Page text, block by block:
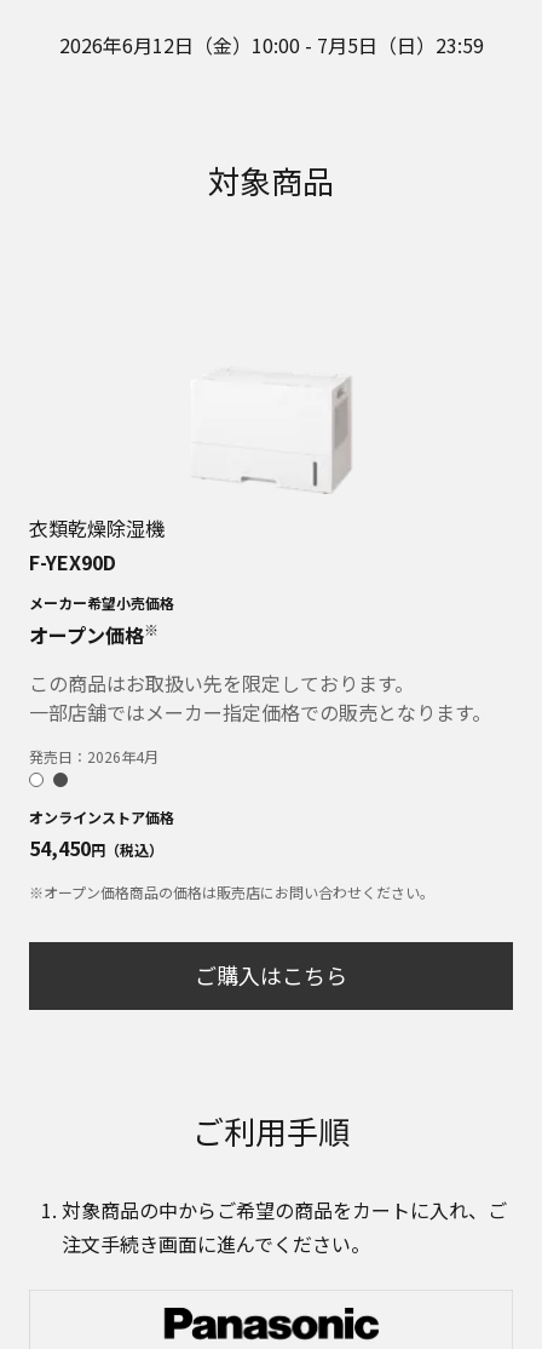
2026年6月12日（金）10:00 - 7月5日（日）23:59
対象商品
衣類乾燥除湿機
F-YEX90D
メーカー希望小売価格
オープン価格※
この商品はお取扱い先を限定しております。
一部店舗ではメーカー指定価格での販売となります。
発売日： 2026年4月
オンラインストア価格
54,450円（税込）
※オープン価格商品の価格は販売店にお問い合わせください。
ご購入はこちら
ご利用手順
対象商品の中からご希望の商品をカートに入れ、ご
注文手続き画面に進んでください。